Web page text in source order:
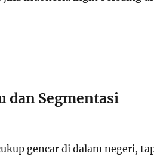
dan Segmentasi
gencar di dalam negeri,